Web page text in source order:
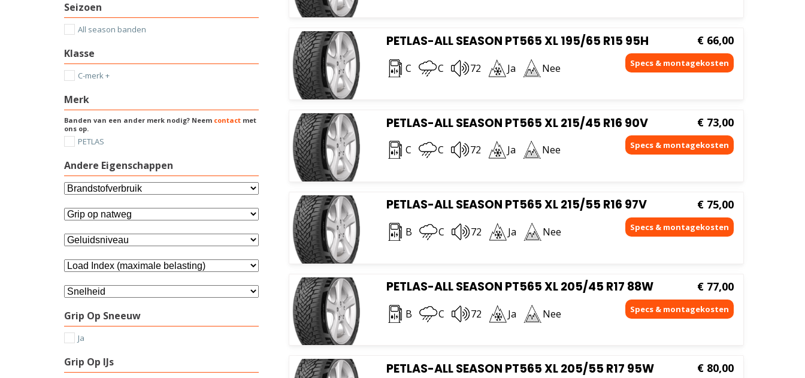
PETLAS-ALL SEASON PT565 XL 195/65 R15 95H
C C 72 Ja Nee
€ 66,00
PETLAS-ALL SEASON PT565 XL 215/45 R16 90V
C C 72 Ja Nee
€ 73,00
PETLAS-ALL SEASON PT565 XL 215/55 R16 97V
B C 72 Ja Nee
€ 75,00
PETLAS-ALL SEASON PT565 XL 205/45 R17 88W
B C 72 Ja Nee
€ 77,00
PETLAS-ALL SEASON PT565 XL 205/55 R17 95W € 80,00
Seizoen
All season banden
Klasse
C-merk +
Merk
Banden van een ander merk nodig? Neem contact met
ons op.
PETLAS
Andere Eigenschappen
Grip Op Sneeuw
Ja
Grip Op IJs